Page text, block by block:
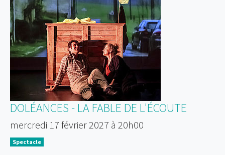
DOLÉANCES - LA FABLE DE L'ÉCOUTE
mercredi 17 février 2027 à 20h00
Spectacle